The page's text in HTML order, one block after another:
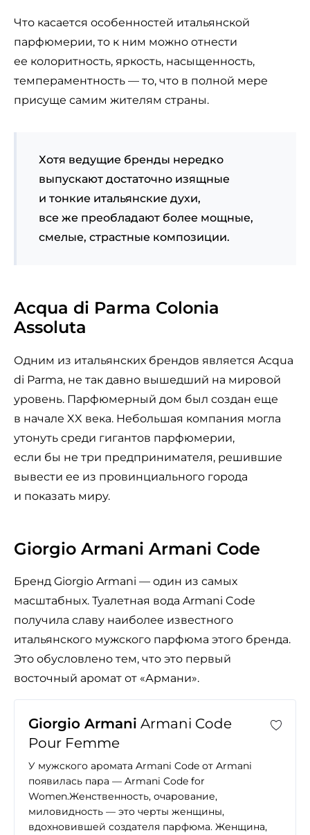
Что касается особенностей итальянской
парфюмерии, то к ним можно отнести
ее колоритность, яркость, насыщенность,
темпераментность — то, что в полной мере
присуще самим жителям страны.
Хотя ведущие бренды нередко
выпускают достаточно изящные
и тонкие итальянские духи,
все же преобладают более мощные,
смелые, страстные композиции.
Acqua di Parma Colonia
Assoluta
Одним из итальянских брендов является Acqua
di Parma, не так давно вышедший на мировой
уровень. Парфюмерный дом был создан еще
в начале XX века. Небольшая компания могла
утонуть среди гигантов парфюмерии,
если бы не три предпринимателя, решившие
вывести ее из провинциального города
и показать миру.
Giorgio Armani Armani Code
Бренд Giorgio Armani — один из самых
масштабных. Туалетная вода Armani Code
получила славу наиболее известного
итальянского мужского парфюма этого бренда.
Это обусловлено тем, что это первый
восточный аромат от «Армани».
Giorgio Armani Armani Code
Pour Femme
У мужского аромата Armani Code от Armani
появилась пара — Armani Code for
Women.Женственность, очарование,
миловидность — это черты женщины,
вдохновившей создателя парфюма. Женщина,